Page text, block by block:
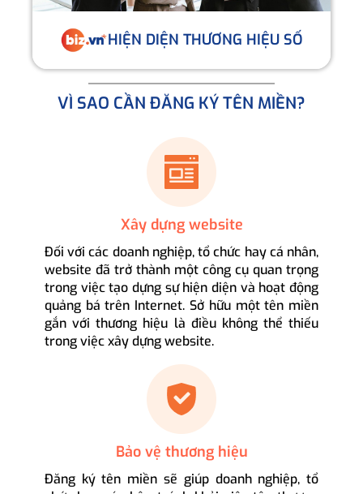
HIỆN DIỆN THƯƠNG HIỆU SỐ
VÌ SAO CẦN ĐĂNG KÝ TÊN MIỀN?
Xây dựng website
Đối với các doanh nghiệp, tổ chức hay cá nhân,
website đã trở thành một công cụ quan trọng
trong việc tạo dựng sự hiện diện và hoạt động
quảng bá trên Internet. Sở hữu một tên miền
gắn với thương hiệu là điều không thể thiếu
trong việc xây dựng website.
Bảo vệ thương hiệu
Đăng ký tên miền sẽ giúp doanh nghiệp, tổ